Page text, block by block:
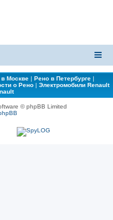
Москве | Рено в Петербурге |
о Рено| Электромобили Renault
© phpBB Limited